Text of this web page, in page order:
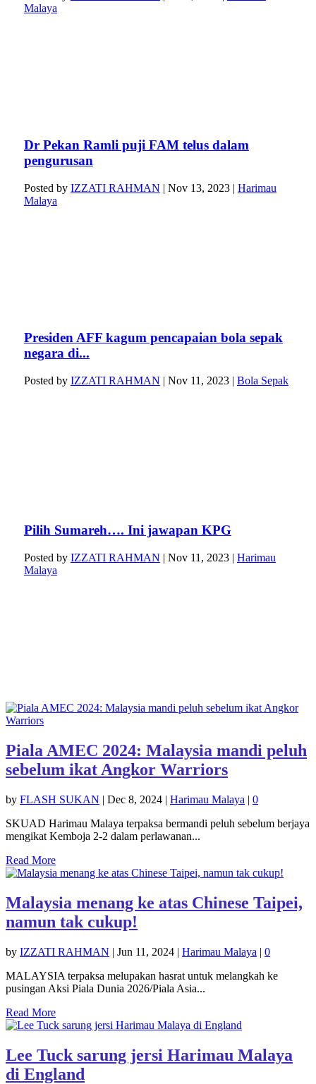
Malaya
Dr Pekan Ramli puji FAM telus dalam
pengurusan
Posted by IZZATI RAHMAN | Nov 13, 2023| Harimau
Malaya
Presiden AFF kagum pencapaian bola sepak
negara di...
Posted by IZZATI RAHMAN | Nov 11, 2023| Bola Sepak
Pilih Sumareh…. Ini jawapan KPG
Posted by IZZATI RAHMAN | Nov 11, 2023| Harimau
Malaya
Piala AMEC 2024: Malaysia mandi peluh
sebelum ikat Angkor Warriors
by FLASH SUKAN | Dec 8, 2024 | Harimau Malaya | 0
SKUAD Harimau Malaya terpaksa bermandi peluh sebelum berjaya
mengikat Kemboja 2-2 dalam perlawanan...
Read More
Malaysia menang ke atas Chinese Taipei,
namun tak cukup!
by IZZATI RAHMAN | Jun 11, 2024 | Harimau Malaya | 0
MALAYSIA terpaksa melupakan hasrat untuk melangkah ke
pusingan Aksi Piala Dunia 2026/Piala Asia...
Read More
Lee Tuck sarung jersi Harimau Malaya
di England